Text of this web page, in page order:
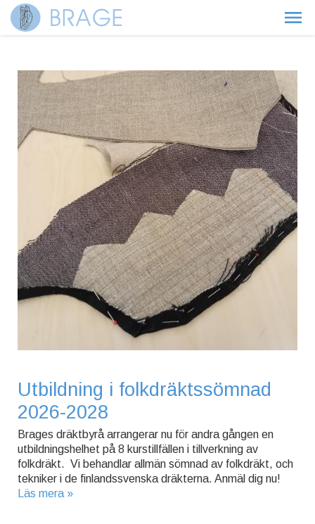
Utbildning i folkdräktssömnad
2026-2028
Brages dräktbyrå arrangerar nu för andra gången en
utbildningshelhet på 8 kurstillfällen i tillverkning av
folkdräkt. Vi behandlar allmän sömnad av folkdräkt, och
tekniker i de finlandssvenska dräkterna. Anmäl dig nu!
Läs mera »